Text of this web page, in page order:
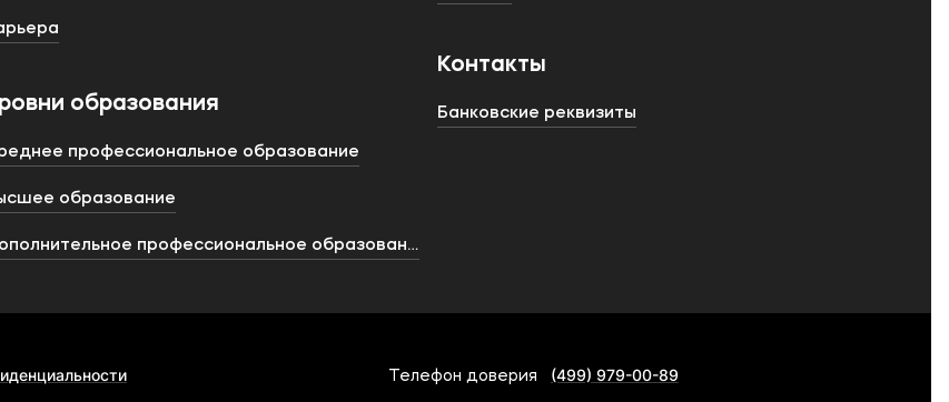
образования
профессиональное образование
образование
профессиональное образование
Контакты
Банковские реквизиты
Телефон доверия (499) 979-00-89